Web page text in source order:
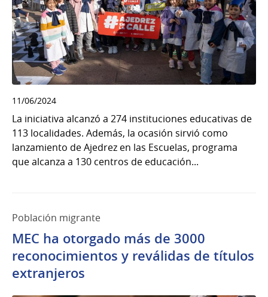
11/06/2024
La iniciativa alcanzó a 274 instituciones educativas de
113 localidades. Además, la ocasión sirvió como
lanzamiento de Ajedrez en las Escuelas, programa
que alcanza a 130 centros de educación...
Población migrante
MEC ha otorgado más de 3000
reconocimientos y reválidas de títulos
extranjeros